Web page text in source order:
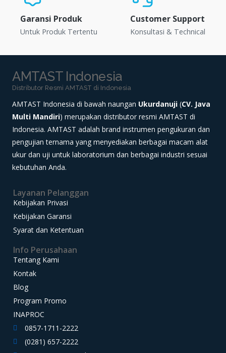
Garansi Produk
Untuk Produk Tertentu
Customer Support
Konsultasi & Technical
AMTAST Indonesia
Distributor Resmi AMTAST di Indonesia
AMTAST Indonesia di bawah naungan Ukurdanuji (CV. Java
Multi Mandiri) merupakan distributor resmi AMTAST di
Indonesia. AMTAST adalah brand instrumen pengukuran dan
pengujian ternama yang menyediakan berbagai macam alat
ukur dan uji untuk laboratorium dan berbagai industri sesuai
kebutuhan Anda.
Layanan Pelanggan
Kebijakan Privasi
Kebijakan Garansi
Syarat dan Ketentuan
Info Perusahaan
Tentang Kami
Kontak
Blog
Program Promo
INAPROC
0857-1711-2222
(0281) 657-2222